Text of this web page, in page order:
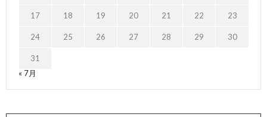
17 18 19 20 21 22 23
24 25 26 27 28 29 30
31
« 7月